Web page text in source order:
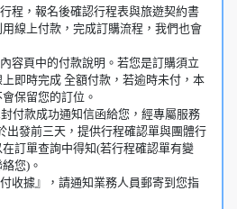
程，報名後確認行程表與旅遊契約書
線上付款，完成訂購流程，我們也會
容頁中的付款說明。若您是訂購須立
即時完成 全額付款，若逾時未付，本
保留您的訂位。
付款成功通知信函給您，經專屬服務
出發前三天，提供行程確認單與團體行
訂單查詢中得知(若行程確認單有變
您)。
收據』，請通知業務人員郵寄到您指